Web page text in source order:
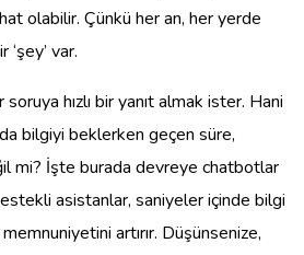
olabilir. Çünkü her an, her yerde
‘şey’ var.
hızlı bir yanıt almak ister. Hani
bilgiyi beklerken geçen süre,
mi? İşte burada devreye chatbotlar
asistanlar, saniyeler içinde bilgi
artırır. Düşünsenize,